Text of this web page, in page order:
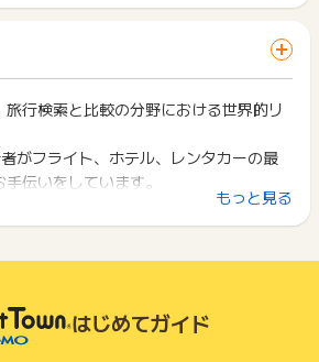
為替レート換算で、日本円では約21万
時に、バウチャーコード、割引コー
した場合
ー以外での予約
ック対象の提携サプライヤー：
、Expedia
った場合、ポイントキャッシュバックの
またすべての予約は、予約日から半年以
GET 」ボタンを押した時とサービス・
バイス・ブラウザが異なる場合はポイン
サービスをご利用される場合は、毎回
「 申込をしてポイントGET 」ボタン
ださい。
場合、広告主側で対象外とみなし、「獲
れた場合
・お買い物を利用されたことがある場合
の削除をおこなっていただくことを推奨
われます。
った場合、ポイントキャッシュバックの
たすべての予約は、予約日から2年以
あります。
バックは、最初は異なるレートで一時的
ます。正確なレートは、取引詳細が確
ます。
ック率は予告なく変更、増減、または
ステータスになるのに1週間ほどラグが
旅行検索と比較の分野における世界的リ
がフライト、ホテル、レンタカーの最
伝いをしています。
計画に伴う面倒やストレスを取り除
自分の時間とお金を最大限に活用できる
提供しています。
もっと見る
はじめてガイド